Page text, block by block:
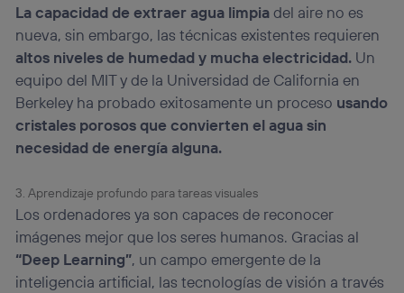
La capacidad de extraer agua limpiadel aire no es
nueva, sin embargo, las técnicas existentes requieren
altos niveles de humedad y mucha electricidad. Un
equipo del MIT y de la Universidad de California en
Berkeley ha probado exitosamente un proceso usando
cristales porosos que convierten el agua sin
necesidad de energía alguna.
3. Aprendizaje profundo para tareas visuales
Los ordenadores ya son capaces de reconocer
imágenes mejor que los seres humanos. Gracias al
“Deep Learning”, un campo emergente de la
inteligencia artificial, las tecnologías de visión a través